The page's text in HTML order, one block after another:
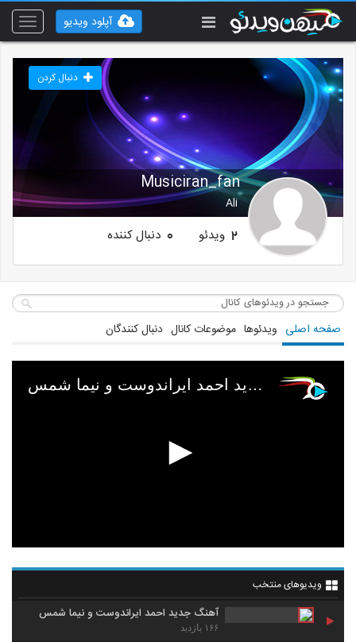
Toggle
آپلود ویدیو
Musiciran_fan
Ali
دنبال کردن
2 ویدئو 0 دنبال کننده
صفحه اصلی ویدئوها موضوعات کانال دنبال کنندگان
آهنگ جدید احمد ایراندوست و نیما شمس
ویدیوهای منتخب
آهنگ جدید احمد ایراندوست و نیما شمس
۱۶۶ بازدید